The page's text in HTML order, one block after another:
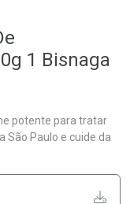
1 Bisnaga
potente para tratar
São Paulo e cuide da